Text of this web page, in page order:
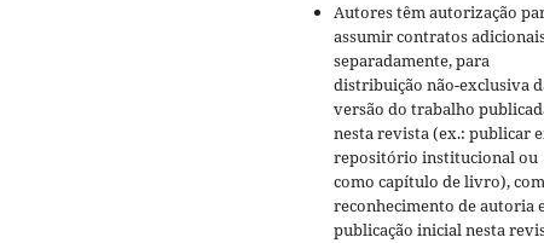
Autores têm autorização
assumir contratos
separadamente, para
distribuição não-exclusiva
versão do trabalho
nesta revista (ex.: publicar
repositório institucional ou
como capítulo de livro), com
reconhecimento de autoria
publicação inicial nesta